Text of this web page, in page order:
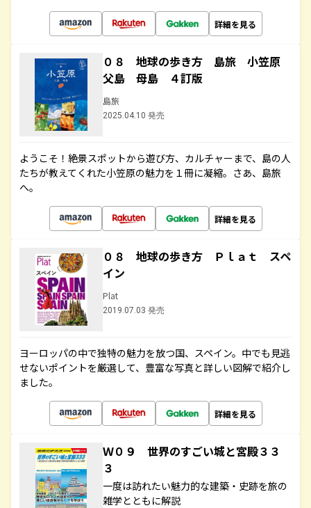
詳細を見る
０８ 地球の歩き方 島旅 小笠原
父島 母島 ４訂版
島旅
2025.04.10 発売
ようこそ！絶景スポットから遊び方、カルチャーまで、島の人
たちが教えてくれた小笠原の魅力を１冊に凝縮。さあ、島旅
へ。
詳細を見る
０８ 地球の歩き方 Ｐｌａｔ スペ
イン
Plat
2019.07.03 発売
ヨーロッパの中で独特の魅力を放つ国、スペイン。中でも見逃
せないポイントを厳選して、豊富な写真と詳しい図解で紹介し
ました。
詳細を見る
Ｗ０９ 世界のすごい城と宮殿３３
３
一度は訪れたい魅力的な建築・史跡を旅の
雑学とともに解説